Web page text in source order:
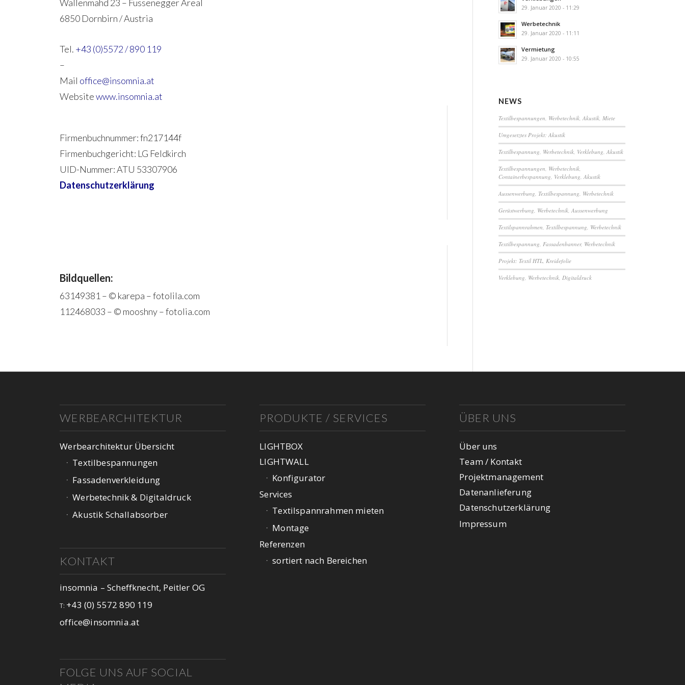
Wallenmahd 23 – Fussenegger Areal
6850 Dornbirn / Austria
Tel. +43 (0)5572 / 890 119
–
Mail office@insomnia.at
Websitewww.insomnia.at
Firmenbuchnummer: fn217144f
Firmenbuchgericht: LG Feldkirch
UID-Nummer: ATU 53307906
Datenschutzerklärung
Bildquellen:
63149381 – © karepa – fotolila.com
112468033 – © mooshny – fotolia.com
29. Januar 2020 - 11:29
Werbetechnik
29. Januar 2020 - 11:11
Vermietung
29. Januar 2020 - 10:55
NEWS
Textilbespannungen, Werbetechnik, Akustik, Miete
Umgesetztes Projekt: Akustik
Textilbespannung, Werbetechnik, Verklebung, Akustik
Textilbespannungen, Werbetechnik,
Containerbespannung, Verklebung, Akustik
Aussenwerbung, Textilbespannung, Werbetechnik
Gerüstwerbung, Werbetechnik, Aussenwerbung
Textilspannrahmen, Textilbespannung, Werbetechnik
Textilbespannung, Fassadenbanner, Werbetechnik
Projekt: Textil HTL, Kreidefolie
Verklebung, Werbetechnik, Digitaldruck
WERBEARCHITEKTUR
Werbearchitektur Übersicht
Textilbespannungen
Fassadenverkleidung
Werbetechnik & Digitaldruck
Akustik Schallabsorber
KONTAKT
insomnia – Scheffknecht, Peitler OG
T: +43 (0) 5572 890 119
office@insomnia.at
FOLGE UNS AUF SOCIAL
PRODUKTE / SERVICES
LIGHTBOX
LIGHTWALL
Konfigurator
Services
Textilspannrahmen mieten
Montage
Referenzen
sortiert nach Bereichen
ÜBER UNS
Über uns
Team / Kontakt
Projektmanagement
Datenanlieferung
Datenschutzerklärung
Impressum